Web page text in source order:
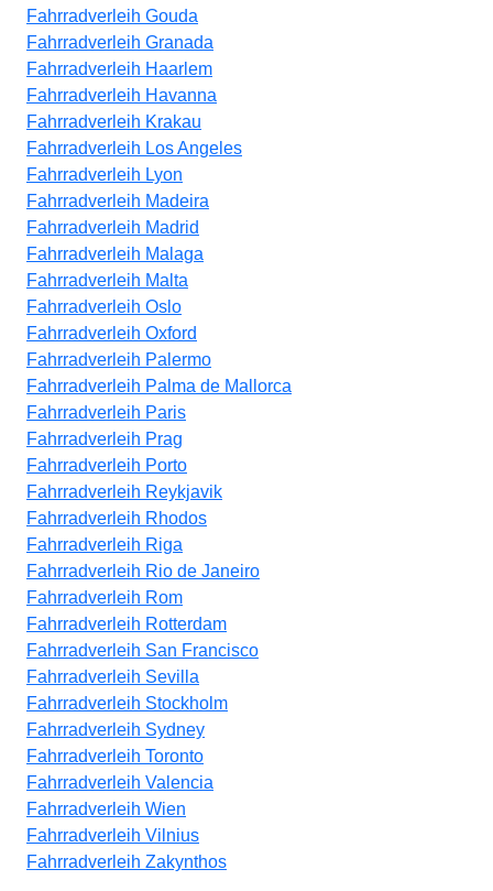
Fahrradverleih Gouda
Fahrradverleih Granada
Fahrradverleih Haarlem
Fahrradverleih Havanna
Fahrradverleih Krakau
Fahrradverleih Los Angeles
Fahrradverleih Lyon
Fahrradverleih Madeira
Fahrradverleih Madrid
Fahrradverleih Malaga
Fahrradverleih Malta
Fahrradverleih Oslo
Fahrradverleih Oxford
Fahrradverleih Palermo
Fahrradverleih Palma de Mallorca
Fahrradverleih Paris
Fahrradverleih Prag
Fahrradverleih Porto
Fahrradverleih Reykjavik
Fahrradverleih Rhodos
Fahrradverleih Riga
Fahrradverleih Rio de Janeiro
Fahrradverleih Rom
Fahrradverleih Rotterdam
Fahrradverleih San Francisco
Fahrradverleih Sevilla
Fahrradverleih Stockholm
Fahrradverleih Sydney
Fahrradverleih Toronto
Fahrradverleih Valencia
Fahrradverleih Wien
Fahrradverleih Vilnius
Fahrradverleih Zakynthos